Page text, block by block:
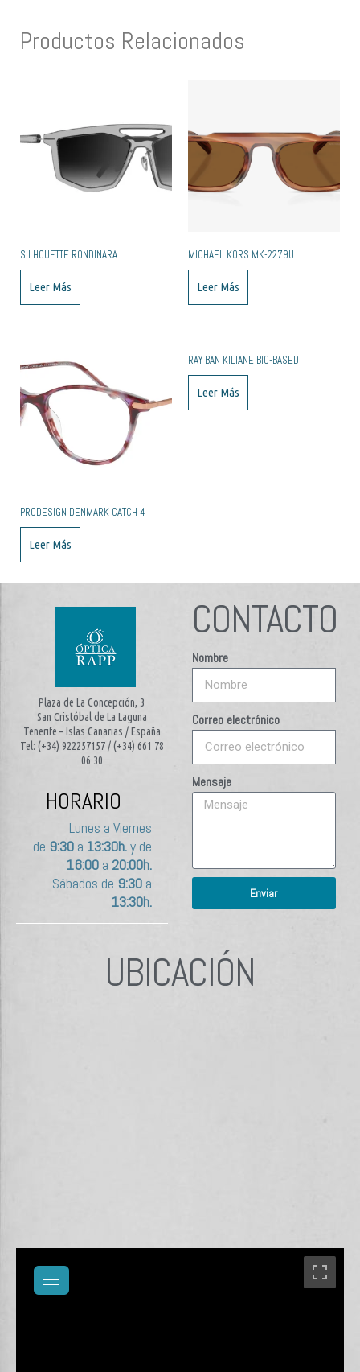
Productos Relacionados
SILHOUETTE RONDINARA
Leer Más
MICHAEL KORS MK-2279U
Leer Más
PRODESIGN DENMARK CATCH 4
Leer Más
RAY BAN KILIANE BIO-BASED
Leer Más
Plaza de La Concepción, 3
San Cristóbal de La Laguna
Tenerife – Islas Canarias / España
Tel: (+34) 922257157 / (+34) 661 78
06 30
HORARIO
Lunes a Viernes
de 9:30a 13:30h.y de
16:00a 20:00h.
Sábados de 9:30a
13:30h.
CONTACTO
Nombre
Correo electrónico
Mensaje
Enviar
UBICACIÓN